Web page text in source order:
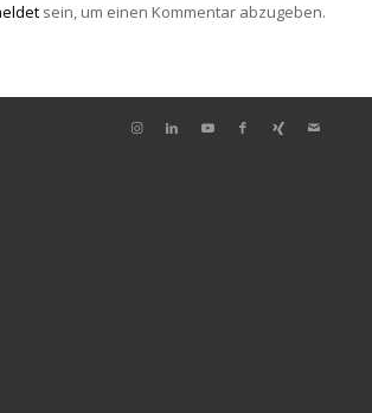
sein, um einen Kommentar abzugeben.